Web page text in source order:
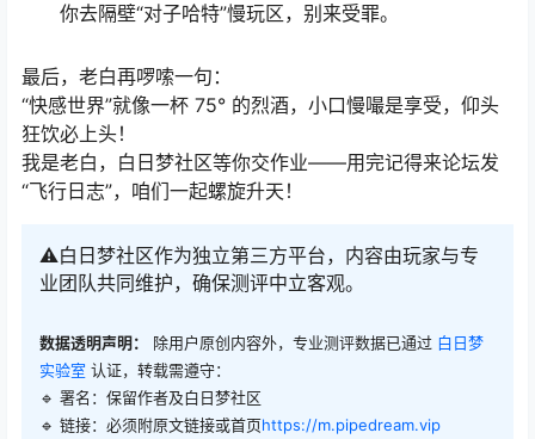
你去隔壁“对子哈特”慢玩区，别来受罪。
最后，老白再啰嗦一句：
“快感世界”就像一杯 75° 的烈酒，小口慢嘬是享受，仰头
狂饮必上头！
我是老白，白日梦社区等你交作业——用完记得来论坛发
“飞行日志”，咱们一起螺旋升天！
⚠️白日梦社区作为独立第三方平台，内容由玩家与专
业团队共同维护，确保测评中立客观。
数据透明声明： 除用户原创内容外，专业测评数据已通过 白日梦
实验室 认证，转载需遵守：
🔹 署名：保留作者及白日梦社区
🔹 链接：必须附原文链接或首页https://m.pipedream.vip